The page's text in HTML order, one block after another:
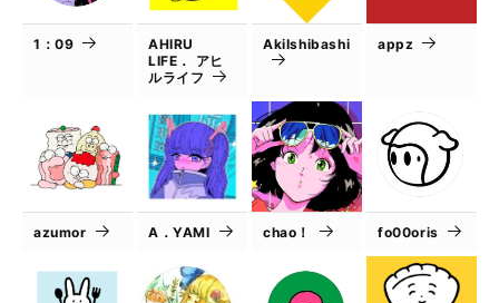
1：09
AHIRU
LIFE． アヒ
ルライフ
AkiIshibashi appz
azumor A．YAMI chao！ fo00oris